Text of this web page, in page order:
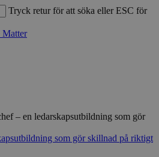
Tryck retur för att söka eller ESC för
– en ledarskapsutbildning som gör